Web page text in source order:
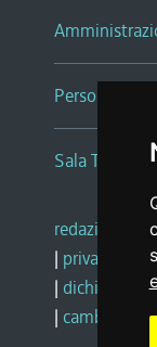
Persone e
Sala Tiziano
redazione
| privacy
|
| cambio